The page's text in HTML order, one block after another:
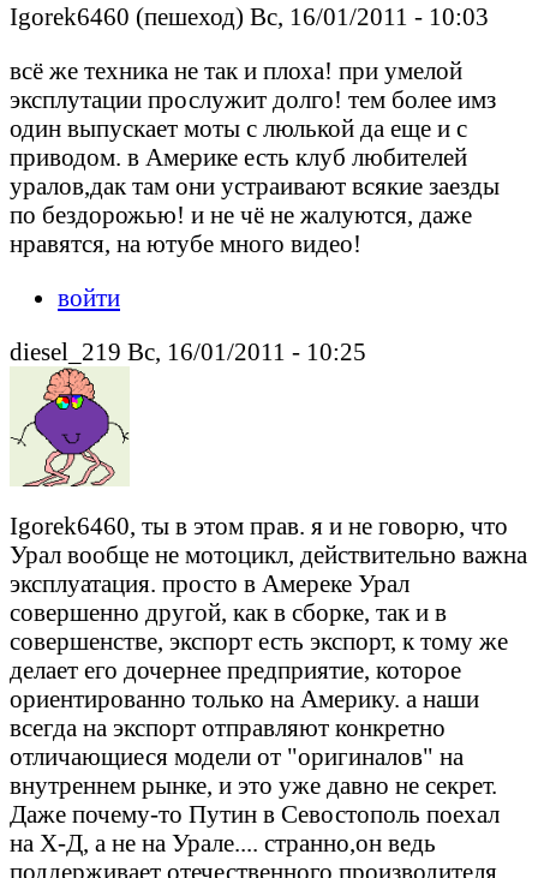
Igorek6460 (пешеход) Вс, 16/01/2011 - 10:03
всё же техника не так и плоха! при умелой
эксплутации прослужит долго! тем более имз
один выпускает моты с люлькой да еще и с
приводом. в Америке есть клуб любителей
уралов,дак там они устраивают всякие заезды
по бездорожью! и не чё не жалуются, даже
нравятся, на ютубе много видео!
войти
diesel_219 Вс, 16/01/2011 - 10:25
Igorek6460, ты в этом прав. я и не говорю, что
Урал вообще не мотоцикл, действительно важна
эксплуатация. просто в Амереке Урал
совершенно другой, как в сборке, так и в
совершенстве, экспорт есть экспорт, к тому же
делает его дочернее предприятие, которое
ориентированно только на Америку. а наши
всегда на экспорт отправляют конкретно
отличающиеся модели от "оригиналов" на
внутреннем рынке, и это уже давно не секрет.
Даже почему-то Путин в Севостополь поехал
на Х-Д, а не на Урале.... странно,он ведь
поддерживает отечественного производителя